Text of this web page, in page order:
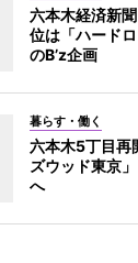
六本木経済新
位は「ハードロ
のB’z企画
暮らす・働く
六本木5丁目再
ズウッド東京
へ